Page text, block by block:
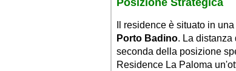
Posizione Strategica
Il residence è situato in
Porto Badino. La distanza
seconda della posizione
Residence La Paloma